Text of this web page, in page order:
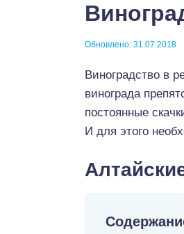
Обновлено: 31.07.2018
Виноградство в
винограда
постоянные
И для этого